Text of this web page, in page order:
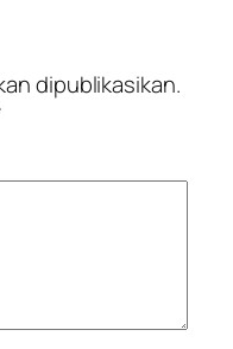
dipublikasikan.